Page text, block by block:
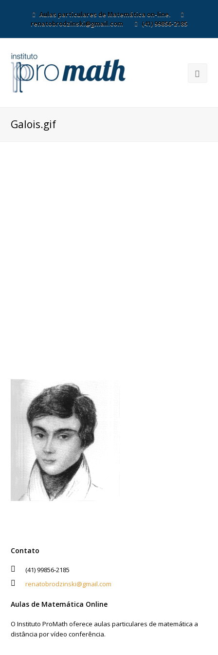
Aulas particulares de Matemática on-line.
renatobrodzinski@gmail.com
(41) 99856-2185
Galois.gif
Contato
(41) 99856-2185
renatobrodzinski@gmail.com
Aulas de Matemática Online
O Instituto ProMath oferece aulas particulares de matemática a
distância por vídeo conferência.